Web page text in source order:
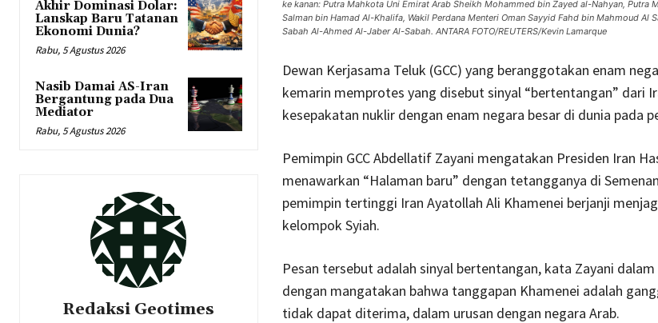
Akhir Dominasi Dolar:
Lanskap Baru Tatanan
Ekonomi Dunia?
Rabu, 5 Agustus 2026
Nasib Damai AS-Iran
Bergantung pada Dua
Mediator
Rabu, 5 Agustus 2026
Redaksi Geotimes
ke kanan: Putra Mahkota Uni Emirat Arab Sheikh Mohammed bin Zayed al-Nahyan, Putra
Salman bin Hamad Al-Khalifa, Wakil Perdana Menteri Oman Sayyid Fahd bin Mahmoud Al
Sabah Al-Ahmed Al-Jaber Al-Sabah. ANTARA FOTO/REUTERS/Kevin Lamarque
Dewan Kerjasama Teluk (GCC) yang beranggotakan enam
kemarin memprotes yang disebut sinyal “bertentangan” dari
kesepakatan nuklir dengan enam negara besar di dunia pada
Pemimpin GCC Abdellatif Zayani mengatakan Presiden Iran
menawarkan “Halaman baru” dengan tetangganya di
pemimpin tertinggi Iran Ayatollah Ali Khamenei berjanji
kelompok Syiah.
Pesan tersebut adalah sinyal bertentangan, kata Zayani
dengan mangatakan bahwa tanggapan Khamenei adalah
tidak dapat diterima, dalam urusan dengan negara Arab.